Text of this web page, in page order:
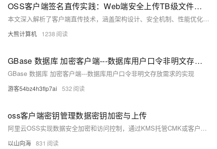
OSS客户端签名直传实践：Web端安全上传TB级文件方案（含STS临时授权）
本文深入解析了客户端直传技术，涵盖架构设计、安全机制、性能优化等方面。通过STS临时凭证与分片上传实现高效安全的文件传输，显著降低服务端负载与上传耗时，提升系统稳定性与用户体验。
大熊计算机 1238
GBase 数据库 加密客户端---数据库用户口令非明文存放需求的实现
GBase 数据库 加密客户端---数据库用户口令非明文存放需求的实现
游客54bz4h3flp7ai 532
oss客户端密钥管理数据密钥加密与上传
阿里云OSS实现数据安全加密和访问控制，通过KMS托管CMK或客户端加密管理DEK。数据加密流程中，可使用KMS加密DEK后存储在OSS元数据，或利用SDK在本地加密文件再上传。上传时，HTTP请求头含加密参数，通过RAM临时凭证初始化SDK客户端，调用API上传加密文件，确保数据传输和存储的安全。
以山向海 831